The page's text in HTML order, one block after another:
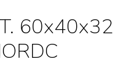
60x40x32